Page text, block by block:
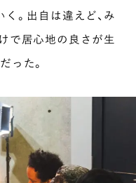
。出自は違えど、み
で居心地の良さが生
った。